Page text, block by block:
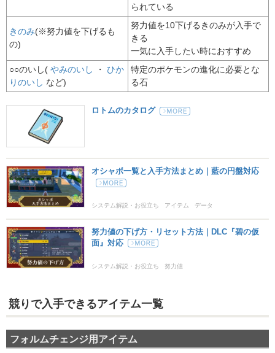
られている
きのみ(※努力値を下げるも
の)
努力値を10下げるきのみが入手で
きる
一気に入手したい時におすすめ
○○のいし( やみのいし ・ ひか
りのいし など)
特定のポケモンの進化に必要とな
る石
ロトムのカタログ
オシャボ一覧と入手方法まとめ｜藍の円盤対応
システム解説・お役立ち アイテム データ
努力値の下げ方・リセット方法｜DLC『碧の仮
面』対応
システム解説・お役立ち 努力値
競りで入手できるアイテム一覧
フォルムチェンジ用アイテム